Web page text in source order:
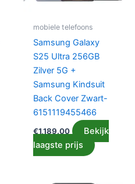
mobiele telefoons
Samsung Galaxy
S25 Ultra 256GB
Zilver 5G +
Samsung Kindsuit
Back Cover Zwart-
6151119455466
€1,189.00
Bekijk
laagste prijs